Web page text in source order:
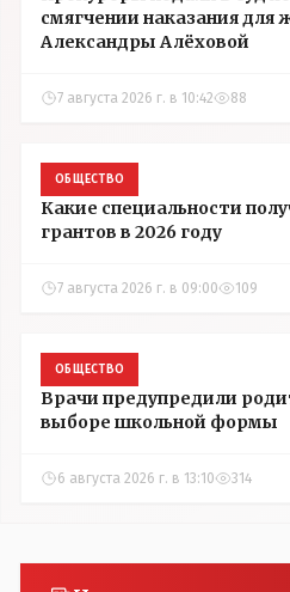
смягчении наказания для
Александры Алёховой
7 августа 2026 г. в 10:42 88
ОБЩЕСТВО
Какие специальности
грантов в 2026 году
7 августа 2026 г. в 09:00 109
ОБЩЕСТВО
Врачи предупредили
выборе школьной формы
6 августа 2026 г. в 13:10 314